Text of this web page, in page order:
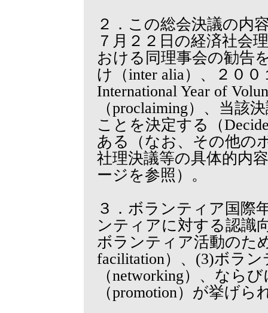
２．この総会決議の内
７月２２日の経済社会
おける同理事会の勧告
け（inter alia）、２０
International Year of
（proclaiming）、当該
ことを決定する（
ある（なお、その他の
社理決議等の具体的内
ージを参照）。
３．ボランティア国際
ンティアに対する認識
ボランティア活動のた
facilitation）、(3)ボラ
（networking）、なら
（promotion）が挙げら